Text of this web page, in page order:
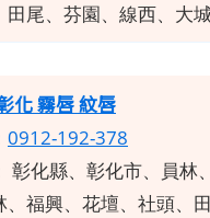
田尾、芬園、線西、大
化 霧唇 紋唇
0912-192-378
彰化縣、彰化市、員林
、福興、花壇、社頭、